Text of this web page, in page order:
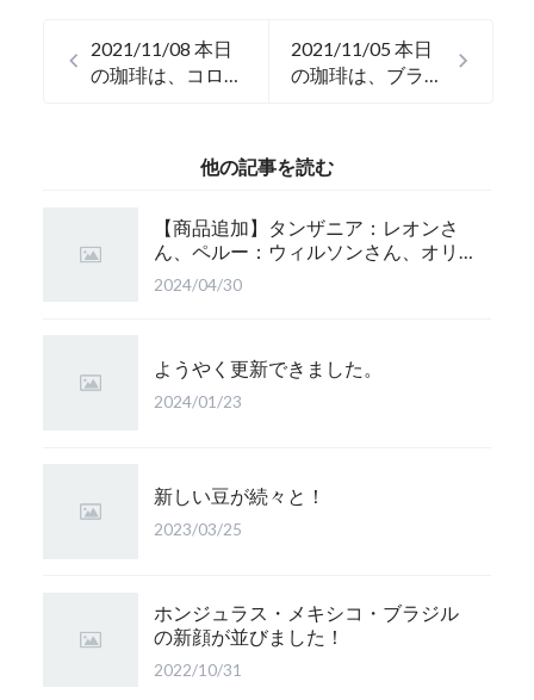
2021/11/08 本日
の珈琲は、コロン
2021/11/05 本日
の珈琲は、ブラジ
他の記事を読む
【商品追加】タンザニア：レオンさ
ん、ペルー：ウィルソンさん、オリ
ジナルブレンド：かぐら 珈琲豆追
加！
2024/04/30
ようやく更新できました。
2024/01/23
新しい豆が続々と！
2023/03/25
ホンジュラス・メキシコ・ブラジル
の新顔が並びました！
2022/10/31